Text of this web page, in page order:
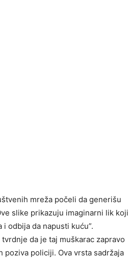
mreža počeli da generišu
slike prikazuju imaginarni lik koji
odbija da napusti kuću”.
da je taj muškarac zapravo
policiji. Ova vrsta sadržaja